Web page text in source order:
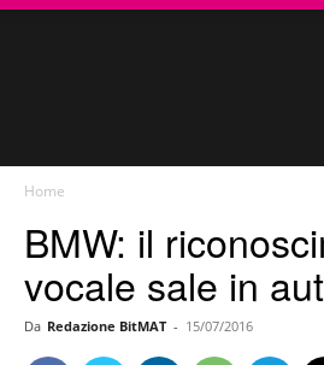
Home
BMW: il
vocale sale in
Da Redazione BitMAT - 15/07/2016